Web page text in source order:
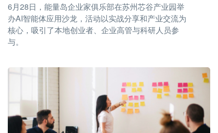
6月28日，能量岛企业家俱乐部在苏州芯谷产业园举
办AI智能体应用沙龙，活动以实战分享和产业交流为
核心，吸引了本地创业者、企业高管与科研人员参
与。